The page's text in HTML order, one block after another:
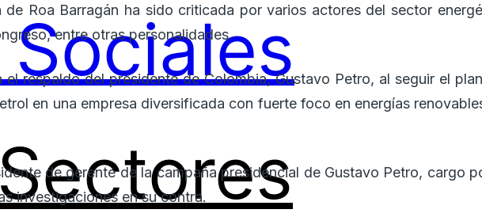
Roa Barragán ha sido criticada por varios actores del sector
entre otras personalidades.
respaldo del presidente de Colombia, Gustavo Petro, al seguir el
en una empresa diversificada con fuerte foco en energías
de gerente de la campaña presidencial de Gustavo Petro, cargo
investigaciones en su contra.